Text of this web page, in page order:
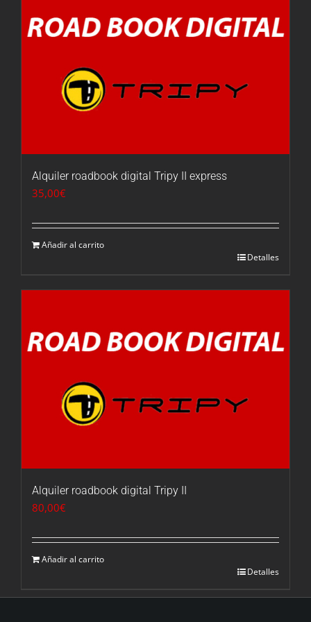
Alquiler roadbook digital Tripy II express
35,00€
Añadir al carrito
Detalles
Alquiler roadbook digital Tripy II
80,00€
Añadir al carrito
Detalles